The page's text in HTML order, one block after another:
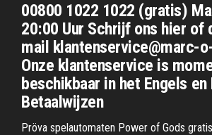
00800 1022 1022 (gratis)
20:00 Uur Schrijf ons hier of
mail klantenservice@marc-
Onze klantenservice is
beschikbaar in het Engels en
Betaalwijzen
Pröva spelautomaten Power of Gods